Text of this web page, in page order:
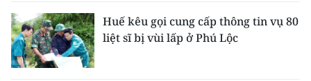
Huế kêu gọi cung cấp thông tin vụ 80
liệt sĩ bị vùi lấp ở Phú Lộc